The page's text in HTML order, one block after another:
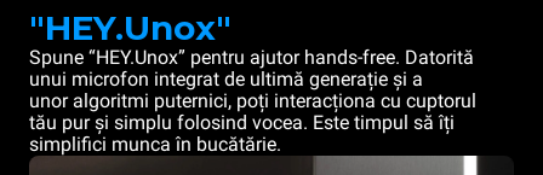
"HEY.Unox"
Spune “HEY.Unox” pentru ajutor hands-free. Datorită
unui microfon integrat de ultimă generație și a
unor algoritmi puternici, poți interacționa cu cuptorul
tău pur și simplu folosind vocea. Este timpul să îți
simplifici munca în bucătărie.